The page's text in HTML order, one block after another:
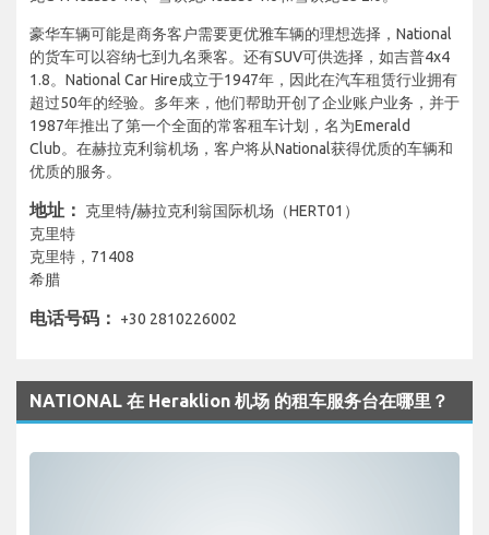
豪华车辆可能是商务客户需要更优雅车辆的理想选择，National
的货车可以容纳七到九名乘客。还有SUV可供选择，如吉普4x4
1.8。National Car Hire成立于1947年，因此在汽车租赁行业拥有
超过50年的经验。多年来，他们帮助开创了企业账户业务，并于
1987年推出了第一个全面的常客租车计划，名为Emerald
Club。在赫拉克利翁机场，客户将从National获得优质的车辆和
优质的服务。
地址：
克里特/赫拉克利翁国际机场（HERT01）
克里特
克里特，71408
希腊
电话号码： +30 2810226002
NATIONAL 在 Heraklion 机场 的租车服务台在哪里？